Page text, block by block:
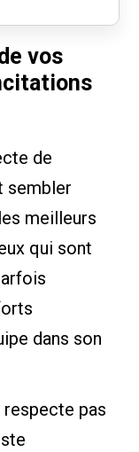
vos
de
sembler
meilleurs
qui sont
dans son
respecte pas